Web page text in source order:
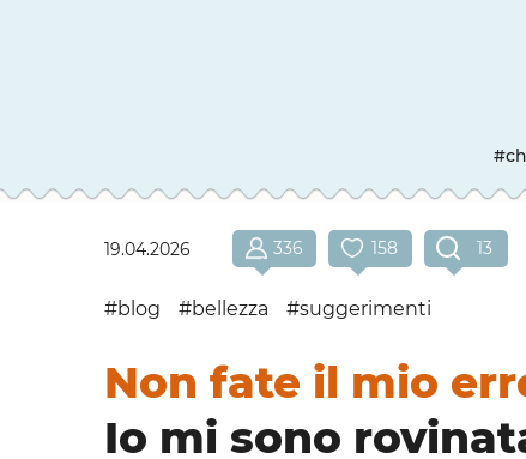
19.04.2026 336 158 13
#blog #bellezza #suggerimenti
Non fate il mio
Io mi sono